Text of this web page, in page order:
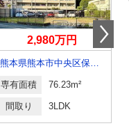
2,980万円
熊本県熊本市中央区保田窪１丁目
専有面積 76.23m²
間取り 3LDK